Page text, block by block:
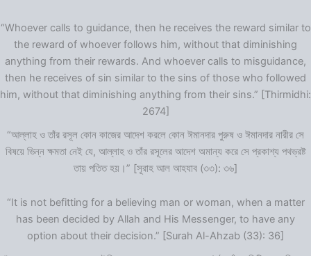
“Whoever calls to guidance, then he receives the reward similar to
the reward of whoever follows him, without that diminishing
anything from their rewards. And whoever calls to misguidance,
then he receives of sin similar to the sins of those who followed
him, without that diminishing anything from their sins.” [Thirmidhi:
2674]
“আল্লাহ ও তাঁর রসূল কোন কাজের আদেশ করলে কোন ঈমানদার পুরুষ ও ঈমানদার নারীর সে
বিষয়ে ভিন্ন ক্ষমতা নেই যে, আল্লাহ ও তাঁর রসূলের আদেশ অমান্য করে সে প্রকাশ্য পথভ্রষ্ট
তায় পতিত হয়।” [সূরাহ আল আহযাব (৩৩): ৩৬]
“It is not befitting for a believing man or woman, when a matter
has been decided by Allah and His Messenger, to have any
option about their decision.” [Surah Al-Ahzab (33): 36]